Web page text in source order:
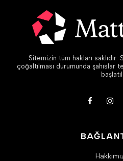
Sitemizin tüm hakları saklıdır.
çoğaltılması durumunda